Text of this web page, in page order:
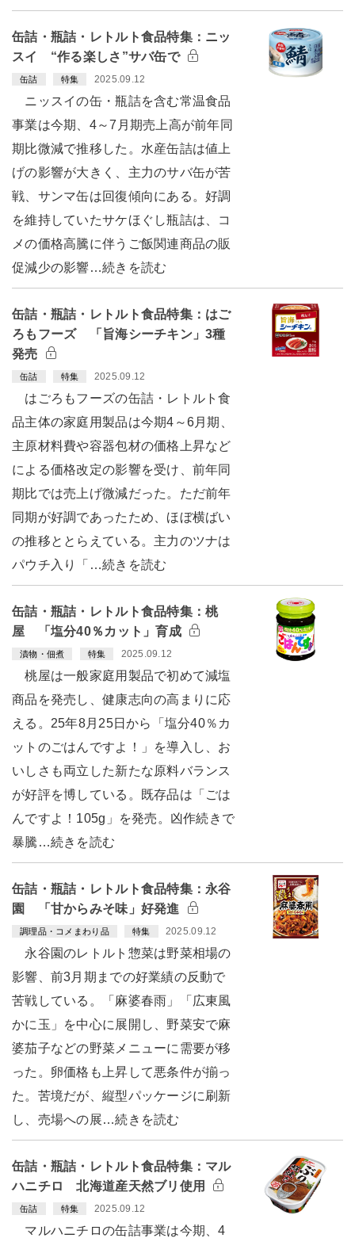
缶詰・瓶詰・レトルト食品特集：ニッ
スイ “作る楽しさ”サバ缶で
缶詰 特集 2025.09.12
ニッスイの缶・瓶詰を含む常温食品
事業は今期、4～7月期売上高が前年同
期比微減で推移した。水産缶詰は値上
げの影響が大きく、主力のサバ缶が苦
戦、サンマ缶は回復傾向にある。好調
を維持していたサケほぐし瓶詰は、コ
メの価格高騰に伴うご飯関連商品の販
促減少の影響…続きを読む
缶詰・瓶詰・レトルト食品特集：はご
ろもフーズ 「旨海シーチキン」3種
発売
缶詰 特集 2025.09.12
はごろもフーズの缶詰・レトルト食
品主体の家庭用製品は今期4～6月期、
主原材料費や容器包材の価格上昇など
による価格改定の影響を受け、前年同
期比では売上げ微減だった。ただ前年
同期が好調であったため、ほぼ横ばい
の推移ととらえている。主力のツナは
パウチ入り「…続きを読む
缶詰・瓶詰・レトルト食品特集：桃
屋 「塩分40％カット」育成
漬物・佃煮 特集 2025.09.12
桃屋は一般家庭用製品で初めて減塩
商品を発売し、健康志向の高まりに応
える。25年8月25日から「塩分40％カ
ットのごはんですよ！」を導入し、お
いしさも両立した新たな原料バランス
が好評を博している。既存品は「ごは
んですよ！105g」を発売。凶作続きで
暴騰…続きを読む
缶詰・瓶詰・レトルト食品特集：永谷
園 「甘からみそ味」好発進
調理品・コメまわり品 特集 2025.09.12
永谷園のレトルト惣菜は野菜相場の
影響、前3月期までの好業績の反動で
苦戦している。「麻婆春雨」「広東風
かに玉」を中心に展開し、野菜安で麻
婆茄子などの野菜メニューに需要が移
った。卵価格も上昇して悪条件が揃っ
た。苦境だが、縦型パッケージに刷新
し、売場への展…続きを読む
缶詰・瓶詰・レトルト食品特集：マル
ハニチロ 北海道産天然ブリ使用
缶詰 特集 2025.09.12
マルハニチロの缶詰事業は今期、4